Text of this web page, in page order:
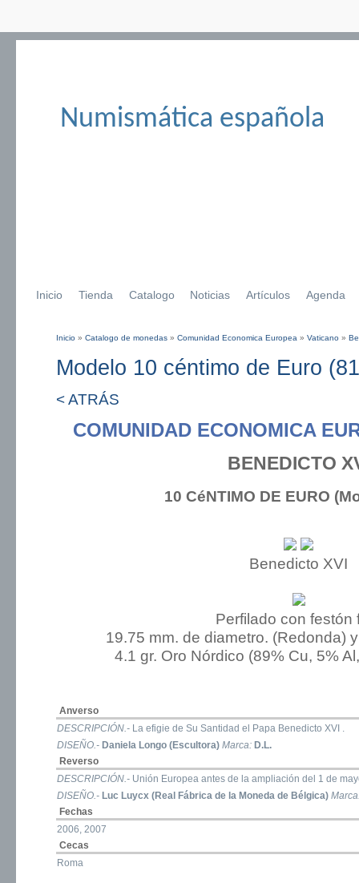
Numismática española
Inicio Tienda Catalogo Noticias Artículos Agenda
Inicio » Catalogo de monedas » Comunidad Economica Europea » Vaticano »
Modelo 10 céntimo de Euro
< ATRÁS
COMUNIDAD ECONOMICA
BENEDICTO
10 CéNTIMO DE EURO
Benedicto XVI
Perfilado con festón
19.75 mm. de diametro. (Redonda)
4.1 gr. Oro Nórdico (89% Cu, 5%
Anverso
DESCRIPCIÓN.- La efigie de Su Santidad el Papa Benedicto XVI .
DISEÑO.- Daniela Longo (Escultora) Marca: D.L.
Reverso
DESCRIPCIÓN.- Unión Europea antes de la ampliación del 1 de
DISEÑO.- Luc Luycx (Real Fábrica de la Moneda de Bélgica)
Fechas
2006, 2007
Cecas
Roma